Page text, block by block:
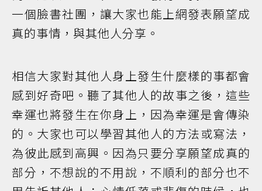
一個臉書社團，讓大家也能上網發表願望成
真的事情，與其他人分享。
相信大家對其他人身上發生什麼樣的事都會
感到好奇吧。聽了其他人的故事之後，這些
幸運也將發生在你身上，因為幸運是會傳染
的。大家也可以學習其他人的方法或寫法，
為彼此感到高興。因為只要分享願望成真的
部分，不想說的不用說，不順利的部分也不